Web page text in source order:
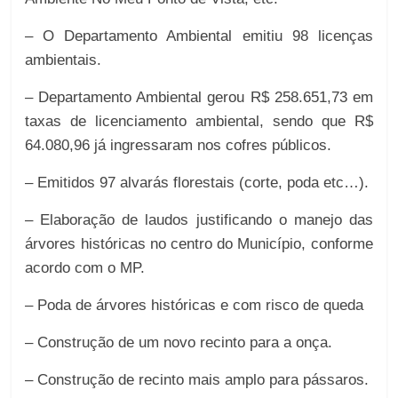
– O Departamento Ambiental emitiu 98 licenças
ambientais.
– Departamento Ambiental gerou R$ 258.651,73 em
taxas de licenciamento ambiental, sendo que R$
64.080,96 já ingressaram nos cofres públicos.
– Emitidos 97 alvarás florestais (corte, poda etc…).
– Elaboração de laudos justificando o manejo das
árvores históricas no centro do Município, conforme
acordo com o MP.
– Poda de árvores históricas e com risco de queda
– Construção de um novo recinto para a onça.
– Construção de recinto mais amplo para pássaros.